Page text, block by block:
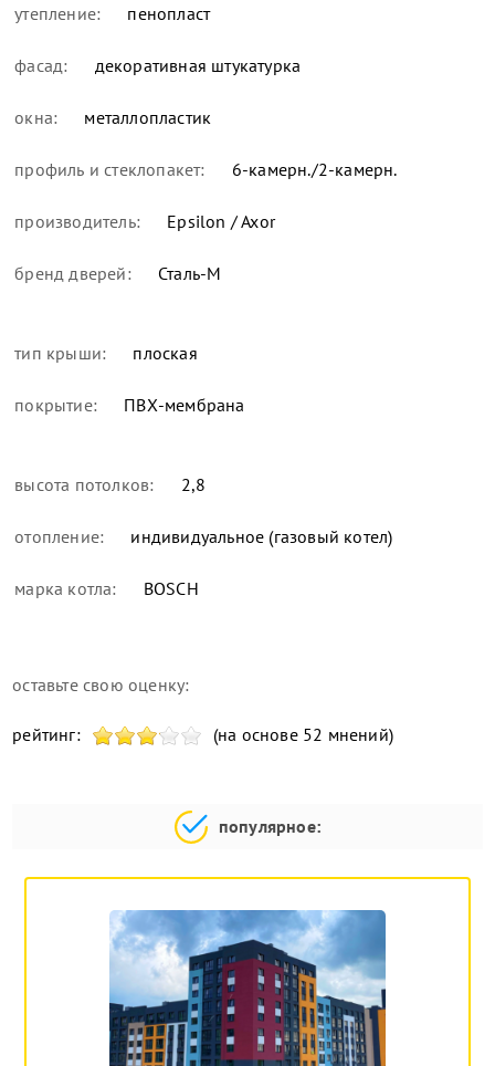
утепление: пенопласт
фасад: декоративная штукатурка
окна: металлопластик
профиль и стеклопакет: 6-камерн./2-камерн.
производитель: Epsilon / Axor
бренд дверей: Сталь-М
тип крыши: плоская
покрытие: ПВХ-мембрана
высота потолков: 2,8
отопление: индивидуальное (газовый котел)
марка котла: BOSCH
оставьте свою оценку:
рейтинг: (на основе 52 мнений)
популярное: